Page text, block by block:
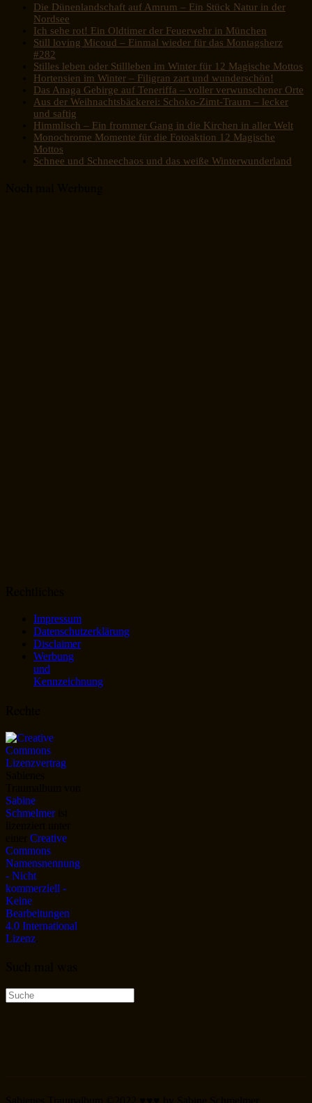
Die Dünenlandschaft auf Amrum – Ein Stück Natur in der
Nordsee
Ich sehe rot! Ein Oldtimer der Feuerwehr in München
Still loving Micoud – Einmal wieder für das Montagsherz
#282
Stilles leben oder Stillleben im Winter für 12 Magische Mottos
Hortensien im Winter – Filigran zart und wunderschön!
Das Anaga Gebirge auf Teneriffa – voller verwunschener Orte
Aus der Weihnachtsbäckerei: Schoko-Zimt-Traum – lecker
und saftig
Himmlisch – Ein frommer Gang in die Kirchen in aller Welt
Monochrome Momente für die Fotoaktion 12 Magische
Mottos
Schnee und Schneechaos und das weiße Winterwunderland
Impressum
Datenschutzerklärung
Disclaimer
Werbung
und
Kennzeichnung
Sabine
Schmelmerist
Creative
Commons
Namensnennung
- Nicht
kommerziell -
Keine
Bearbeitungen
4.0 International
Lizenz
Suche
nach: